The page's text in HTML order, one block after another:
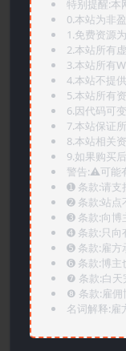
特别提醒:本
0.本站为非
1.免费资源
2.本站所有
3.本站所有
4.本站不提
5.本站所有
6.因代码可
7.本站保证
8.本站相关
9.如果购买
警告:⚠️可能
➊️ 条款:请支
➋️ 条款:站点
➌️ 条款:向博
➍️ 条款:只向
➎ 条款:雇方
➏️ 条款:博主
❼ 条款:白天
❽ 条款:雇佣
名词解释:雇